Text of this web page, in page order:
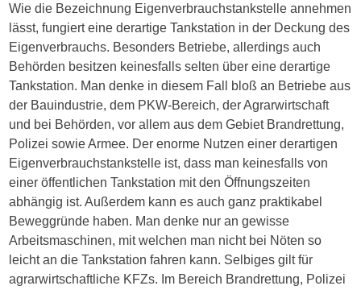
Wie die Bezeichnung Eigenverbrauchstankstelle annehmen
lässt, fungiert eine derartige Tankstation in der Deckung des
Eigenverbrauchs. Besonders Betriebe, allerdings auch
Behörden besitzen keinesfalls selten über eine derartige
Tankstation. Man denke in diesem Fall bloß an Betriebe aus
der Bauindustrie, dem PKW-Bereich, der Agrarwirtschaft
und bei Behörden, vor allem aus dem Gebiet Brandrettung,
Polizei sowie Armee. Der enorme Nutzen einer derartigen
Eigenverbrauchstankstelle ist, dass man keinesfalls von
einer öffentlichen Tankstation mit den Öffnungszeiten
abhängig ist. Außerdem kann es auch ganz praktikabel
Beweggründe haben. Man denke nur an gewisse
Arbeitsmaschinen, mit welchen man nicht bei Nöten so
leicht an die Tankstation fahren kann. Selbiges gilt für
agrarwirtschaftliche KFZs. Im Bereich Brandrettung, Polizei